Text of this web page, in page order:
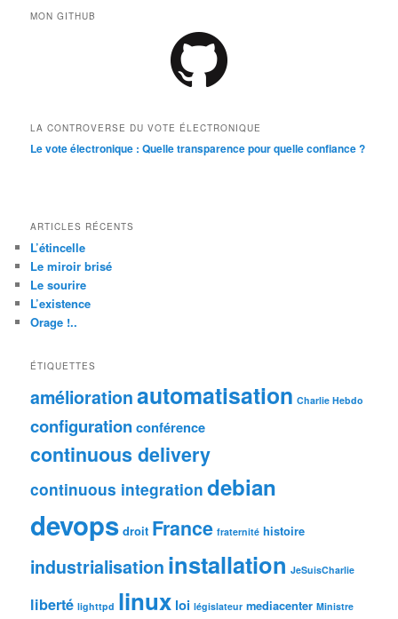
MON GITHUB
LA CONTROVERSE DU VOTE ÉLECTRONIQUE
Le vote électronique : Quelle transparence pour quelle confiance ?
ARTICLES RÉCENTS
L’étincelle
Le miroir brisé
Le sourire
L’existence
Orage !..
ÉTIQUETTES
améliorationautomatisation Charlie Hebdo
configuration conférence
continuous delivery
continuous integration debian
devops droit France fraternité histoire
industrialisation installation JeSuisCharlie
liberté lighttpd linux loi législateur mediacenter Ministre